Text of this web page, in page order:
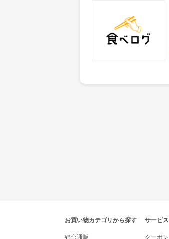
ポイント
獲得条件：サービス予約・
tenki.jpポイントモールナビゲー
お買い物カテゴリから探す
総合通販
サービ
クーポ